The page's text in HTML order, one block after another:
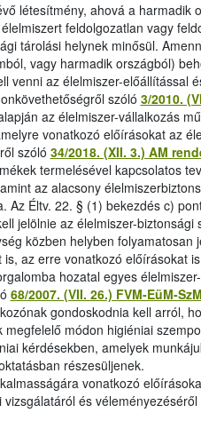
létesítmény, ahová a harmadik
feldolgozatlan vagy
tárolási helynek minősül.
vagy harmadik országból)
venni az élelmiszer-előállítással
szóló 3/2010.
az élelmiszer-vállalkozás
vonatkozó előírásokat az
szóló 34/2018. (XII. 3.) AM
termelésével kapcsolatos
az alacsony
Az Éltv. 22. § (1) bekezdés c)
jelölnie az élelmiszer-
közben helyben folyamatosan
az erre vonatkozó előírásokat
hozatal egyes
68/2007. (VII. 26.) FVM-EüM-
gondoskodnia kell arról,
módon higiéniai
kérdésekben, amelyek
részesüljenek.
vonatkozó
és véleményezéséről